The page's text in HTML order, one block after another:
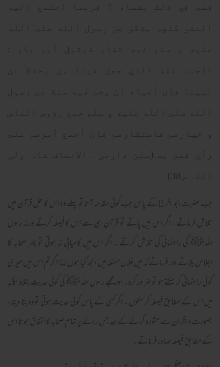
قضى في ذلك بقضاء ؟ فربما اجتمع إليه
النفر كلهم يذكر عن رسول الله صلى الله
عليه و سلم فيه قضاء فيقول أبو بكر :
الحمد لله الذي جعل فينا من يحفظ عن
نبينا فإن أعياه أن يجد فيه سنة عن رسول
الله صلى الله عليه و سلم جمع رؤوس الناس
و خيارهم فاستشارهم فإن أجمع أمرهم على
رأي قضى به.(سنن دارمی ۔الانصاف شاہ ولی
اللہ ص38)
جب حضرت ابو بکر ﷜ کے پاس جب کوئی مقدمہ آتا تو پہلے وہ اس کا حل قرآن میں
تلاش فرماتے ، اگر اس میں پاتے تو قرآن ہی سے اس کافیصلہ کرتے ورنہ رسول
اللہﷺ کی راہنمائی کی تلاش کرتے ۔ اگر اس میں کامیابی نہ ہوتی تو پھر صحابہ کا
اجلاس بلاتے اور فرماتے کہ میں فلاں مسئلہ میں الجھ گیا ہوں لہٰذا اگرتم اس میں میری
کوئی راہنمائی کر سکتے ہو تو ضر ور کرو۔ اور مجھے رسول اللہﷺ کی کوئی حدیث بتلاؤ تاکہ
میں اس کے مطابق فیصلہ کر سکوں ۔ اگر کسی کے پاس کوئی حدیث ہوتی تو وہ بتا دیتا ،
بصورت دیگر ان سے مشورہ کرنے کے بعد جس رائے پر تمام صحابہ کا اتفاق ہوتا اس
کے مطابق فیصلہ صادر فرماتے ۔